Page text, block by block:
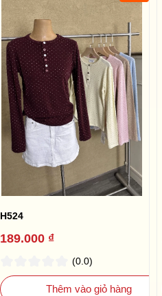
H524
189.000 ₫
(0.0)
Thêm vào giỏ hàng